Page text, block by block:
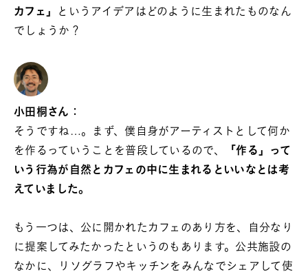
カフェ」
というアイデアはどのように生まれたものなん
でしょうか？
小田桐さん：
そうですね…。まず、僕自身がアーティストとして何か
を作るっていうことを普段しているので、
「作る」って
いう行為が自然とカフェの中に生まれるといいなとは考
えていました。
もう一つは、公に開かれたカフェのあり方を、自分なり
に提案してみたかったというのもあります。公共施設の
なかに、リソグラフやキッチンをみんなでシェアして使